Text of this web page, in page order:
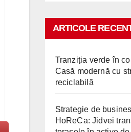
ARTICOLE
Tranziția verde în
Casă modernă cu
reciclabilă
Strategie de
HoReCa: Jidvei